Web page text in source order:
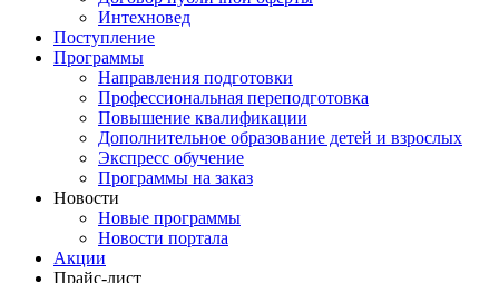
Интехновед
Поступление
Программы
Направления подготовки
Профессиональная переподготовка
Повышение квалификации
Дополнительное образование детей и взрослых
Экспресс обучение
Программы на заказ
Новости
Новые программы
Новости портала
Акции
Прайс-лист